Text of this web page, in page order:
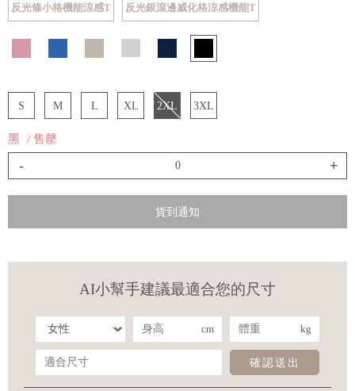
反光條小格機能涼感T 反光銀滾邊威化格涼感機能T
S M L XL 2XL 3XL
黑 / 售罄
- +
貨到通知
AI小幫手建議最適合您的尺寸
cm kg
確認送出